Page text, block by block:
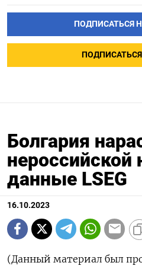
ПОДПИСАТЬСЯ
ПОДПИСАТЬСЯ
Болгария
нероссийской
данные LSEG
16.10.2023
(Данный материал был